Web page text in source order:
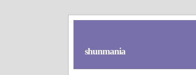
shunmania